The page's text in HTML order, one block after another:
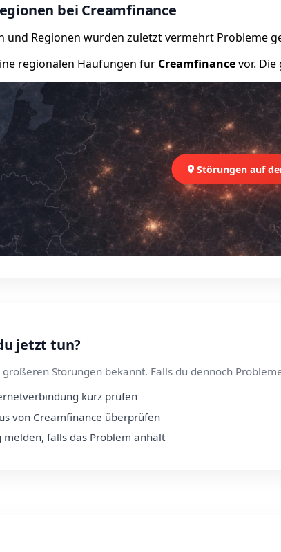
bei Creamfinance
und Regionen wurden zuletzt vermehrt Probleme
regionalen Häufungen für Creamfinancevor.
Störungen auf
jetzt tun?
Störungen bekannt. Falls du dennoch
kurz prüfen
von Creamfinance überprüfen
melden, falls das Problem anhält